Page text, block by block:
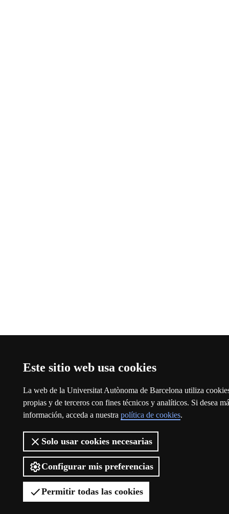
Este sitio web usa cookies
La web de la Universitat Autònoma de Barcelona utiliza
propias y de terceros con fines técnicos y analíticos. Si desea
información, acceda a nuestra política de cookies.
Solo usar cookies necesarias
Configurar mis preferencias
Permitir todas las cookies